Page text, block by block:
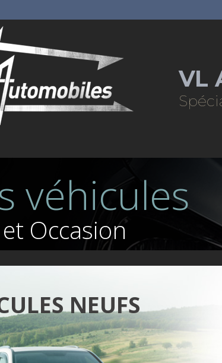
VL
véhicules
Occasion
NEUFS